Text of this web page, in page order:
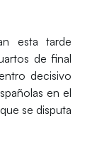
esta tarde
de final
decisivo
en el
se disputa